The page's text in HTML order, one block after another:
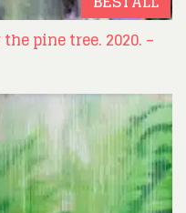
pine tree. 2020. –